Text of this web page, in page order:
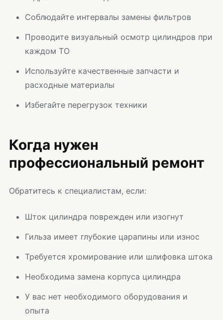
Соблюдайте интервалы замены фильтров
Проводите визуальный осмотр цилиндров при
каждом ТО
Используйте качественные запчасти и
расходные материалы
Избегайте перегрузок техники
Когда нужен
профессиональный ремонт
Обратитесь к специалистам, если:
Шток цилиндра поврежден или изогнут
Гильза имеет глубокие царапины или износ
Требуется хромирование или шлифовка штока
Необходима замена корпуса цилиндра
У вас нет необходимого оборудования и
опыта